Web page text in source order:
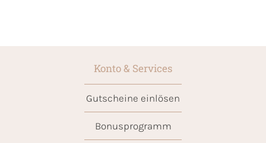
Konto & Services
Gutscheine einlösen
Bonusprogramm